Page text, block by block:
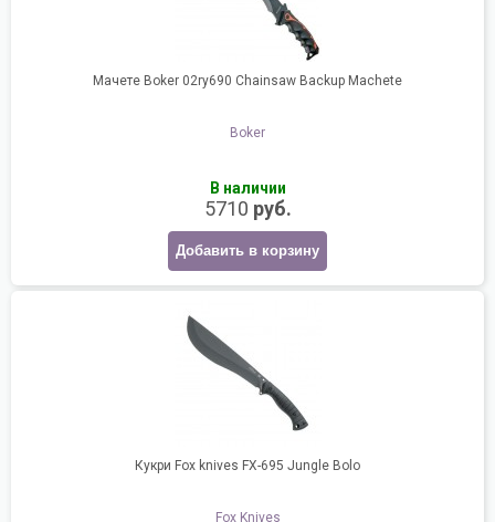
Мачете Boker 02ry690 Chainsaw Backup Machete
Boker
В наличии
5710 руб.
Добавить в корзину
Кукри Fox knives FX-695 Jungle Bolo
Fox Knives